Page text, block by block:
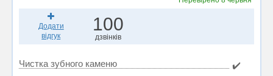
Додати
відгук
100
дзвінків
Чистка зубного каменю
✔️